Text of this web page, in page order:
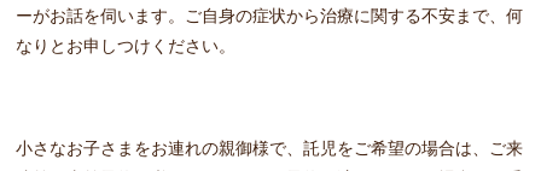
ーがお話を伺います。ご自身の症状から治療に関する不安まで、何
なりとお申しつけください。
小さなお子さまをお連れの親御様で、託児をご希望の場合は、ご来